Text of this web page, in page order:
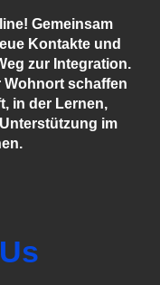
Gemeinsam
Kontakte und
zur Integration.
schaffen
in der Lernen,
im